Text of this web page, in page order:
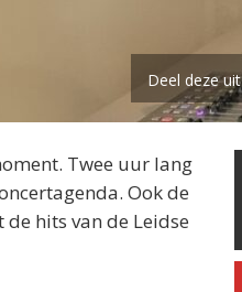
Deel deze
Twee uur lang
Ook de
hits van de Leidse